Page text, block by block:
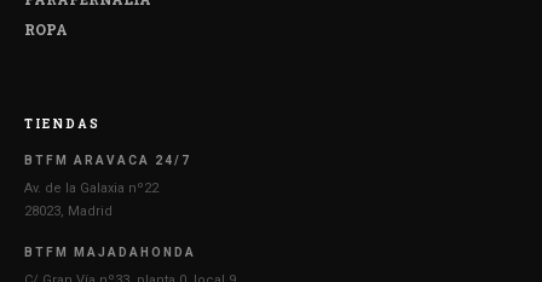
ROPA
TIENDAS
BTFM ARAVACA 24/7
Av. de la Galaxia nº22
28023, Madrid
BTFM MAJADAHONDA